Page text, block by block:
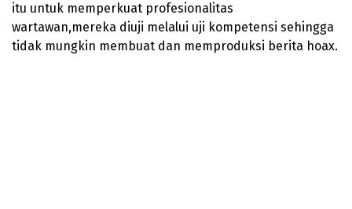
itu untuk memperkuat profesionalitas
wartawan,mereka diuji melalui uji kompetensi sehingga
tidak mungkin membuat dan memproduksi berita hoax.